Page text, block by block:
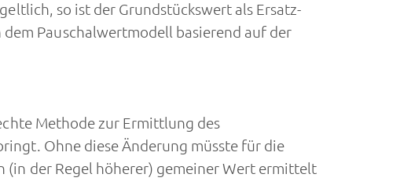
so ist der Grundstückswert als Ersatz-
Pauschalwertmodell basierend auf der
Methode zur Ermittlung des
Ohne diese Änderung müsste für die
(in der Regel höherer) gemeiner Wert ermittelt